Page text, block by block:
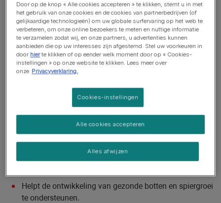
PRO PLAN® natvoer
PURINA® PRO PLAN® Kitten natvoer
Healthy Start Malse Stukjes Kalkoen in
Saus
Aantal reviews
Beschikbare formaten: 10x85g
Helpt een gezond gezichtsvermogen en ontwikkeling
van de hersenen te ondersteunen.
Gezonde ontwikkeling van vitale functies ondersteund
door de samenstelling van voedingsstoffen aangepast
Helpt de ontwikkeling van gezonde botten en spiergroei
te ondersteunen.
Door op de knop « Alle cookies accepteren » te klikken, stemt u in met
het gebruik van onze cookies en de cookies van partnerbedrijven (of
gelijkaardige technologieën) om uw globale surfervaring op het web te
verbeteren, om onze online bezoekers te meten en nuttige informatie
te verzamelen zodat wij, en onze partners, u advertenties kunnen
aanbieden die op uw interesses zijn afgestemd. Stel uw voorkeuren in
door hierte klikken of op eender welk moment door op « Cookies-
instellingen » op onze website te klikken. Lees meer over
onze Privacyverklaring.
Cookies-instellingen
Alles afwijzen
Alle cookies accepteren